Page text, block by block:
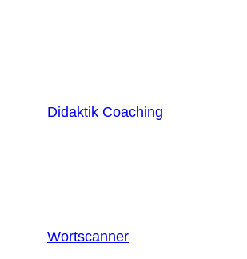
Didaktik Coaching
Wortscanner